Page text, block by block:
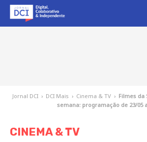
Jornal DCI › DCI Mais › Cinema & TV › Filmes da
semana: programação de 23/05
CINEMA & TV